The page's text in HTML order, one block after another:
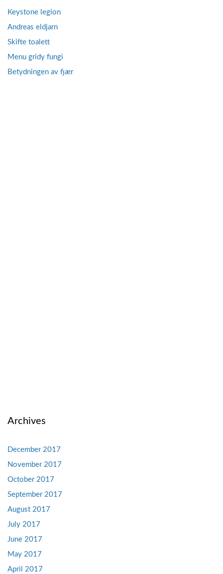
Keystone legion
Andreas eldjarn
Skifte toalett
Menu gridy fungi
Betydningen av fjær
Archives
December 2017
November 2017
October 2017
September 2017
August 2017
July 2017
June 2017
May 2017
April 2017